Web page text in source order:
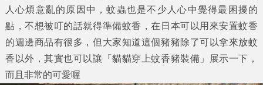
人心煩意亂的原因中，蚊蟲也是不少人心中覺得最困擾的
點，不想被叮的話就得準備蚊香，在日本可以用來安置蚊香
的週邊商品有很多，但大家知道這個豬豬除了可以拿來放蚊
香以外，其實也可以讓「貓貓穿上蚊香豬裝備 」展示一下，
而且非常的可愛喔